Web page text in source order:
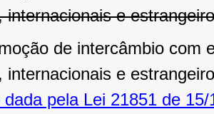
internacionais e
de intercâmbio com
internacionais e
dada pela Lei 21851 de 15/